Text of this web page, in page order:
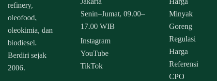
refinery,
oleofood,
oleokimia, dan
biodiesel.
Berdiri sejak
2006.
Senin–Jumat, 09.00–
17.00 WIB
Instagram
YouTube
TikTok
Minyak
Goreng
Regulasi
Harga
Referensi
CPO